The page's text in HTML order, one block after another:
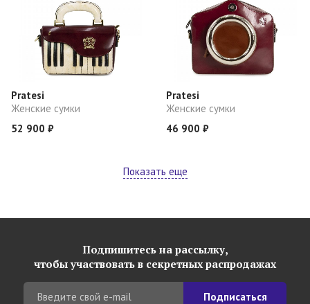
Pratesi
Женские сумки
52 900 ₽
Pratesi
Женские сумки
46 900 ₽
Показать еще
Подпишитесь на рассылку,
чтобы участвовать в секретных распродажах
Подписаться